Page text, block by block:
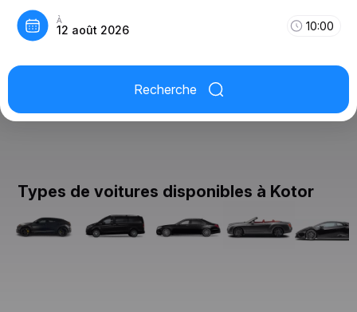
À
12 août 2026 10:00
Recherche
Types de voitures disponibles à Kotor